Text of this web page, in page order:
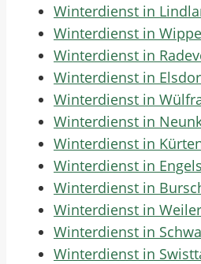
Winterdienst in
Winterdienst in
Winterdienst in
Winterdienst in
Winterdienst in
Winterdienst in
Winterdienst in
Winterdienst in
Winterdienst in
Winterdienst in
Winterdienst in
Winterdienst in